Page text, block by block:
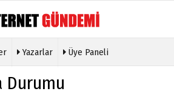
Yazarları
Yazarlar Üye Paneli
Durumu